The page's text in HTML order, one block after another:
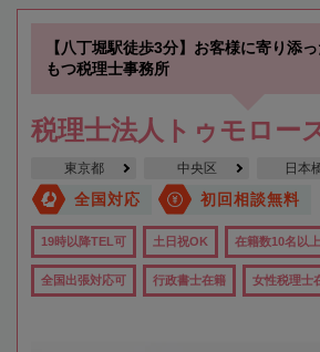
【八丁堀駅徒歩3分】お客様に寄り添
もつ税理士事務所
税理士法人トゥモロー
東京都 中央区 日本
全国対応 初回相談無料
19時以降TEL可 土日祝OK 在籍数10名以上
全国出張対応可 行政書士在籍 女性税理士